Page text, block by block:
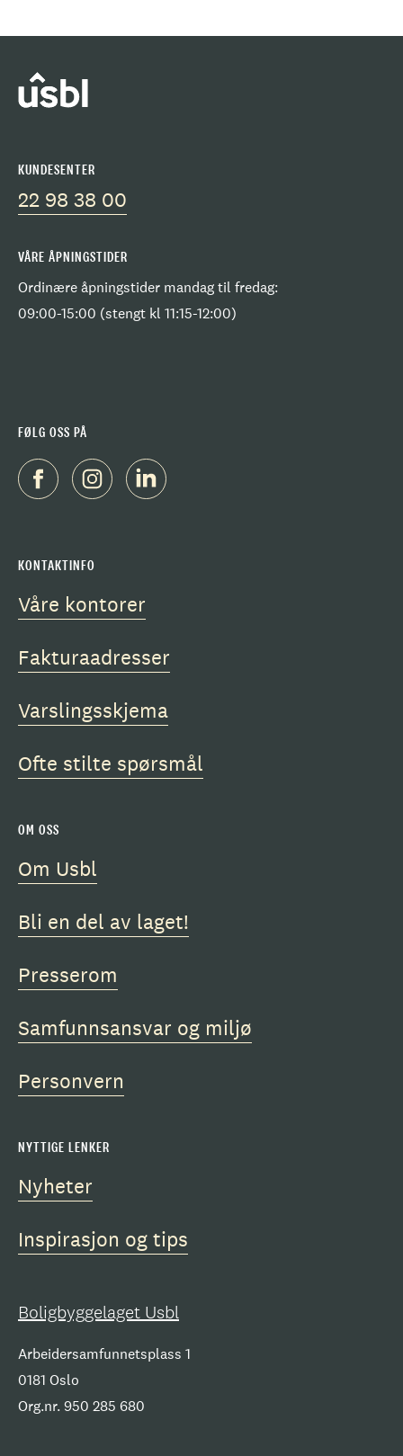
KUNDESENTER
22 98 38 00
VÅRE ÅPNINGSTIDER
Ordinære åpningstider mandag til fredag:
09:00-15:00 (stengt kl 11:15-12:00)
FØLG OSS PÅ
KONTAKTINFO
Våre kontorer
Fakturaadresser
Varslingsskjema
Ofte stilte spørsmål
OM OSS
Om Usbl
Bli en del av laget!
Presserom
Samfunnsansvar og miljø
Personvern
NYTTIGE LENKER
Nyheter
Inspirasjon og tips
Boligbyggelaget Usbl
Arbeidersamfunnetsplass 1
0181 Oslo
Org.nr. 950 285 680